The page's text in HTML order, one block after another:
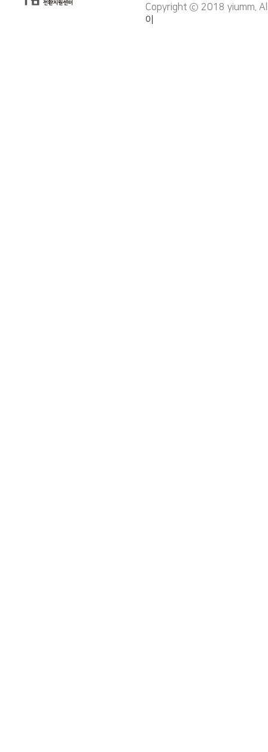
Copyright ⓒ 2018 yiumm.
이